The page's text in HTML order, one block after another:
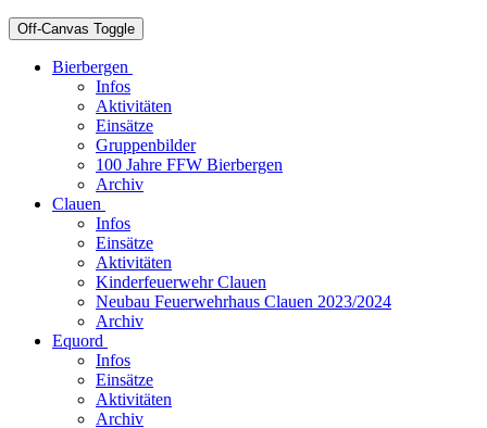
Off-Canvas Toggle
Bierbergen
Infos
Aktivitäten
Einsätze
Gruppenbilder
100 Jahre FFW Bierbergen
Archiv
Clauen
Infos
Einsätze
Aktivitäten
Kinderfeuerwehr Clauen
Neubau Feuerwehrhaus Clauen 2023/2024
Archiv
Equord
Infos
Einsätze
Aktivitäten
Archiv